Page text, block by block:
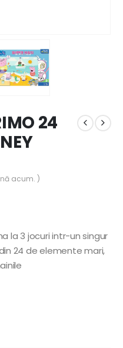
24
acum. )
la 3 jocuri intr-un singur
24 de elemente mari,